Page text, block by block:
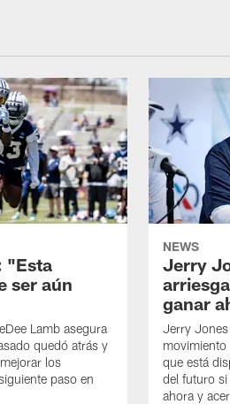
"Esta
ser aún
Lamb asegura
quedó atrás y
los
paso en
NEWS
Jerry
ganar
Jerry
que está
del futuro
ahora y